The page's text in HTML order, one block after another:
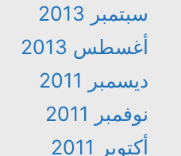
سبتمبر 2013
أغسطس 2013
ديسمبر 2011
نوفمبر 2011
أكتوبر 2011